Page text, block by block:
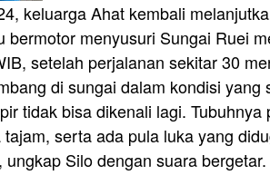
keluarga Ahat kembali
menyusuri Sungai Ruei
setelah perjalanan sekitar 30
di sungai dalam kondisi yang
tidak bisa dikenali lagi. Tubuhnya
serta ada pula luka yang
Silo dengan suara bergetar.